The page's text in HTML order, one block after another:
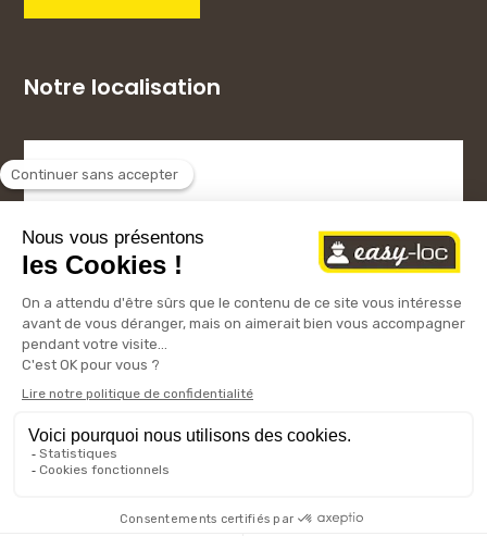
Notre localisation
Copyright © 2024 – Easy-Loc
d’utilisation|Politique de confidentialité